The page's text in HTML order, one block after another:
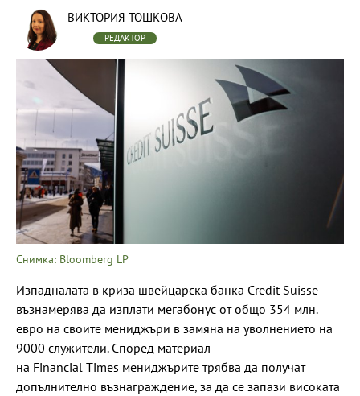
ВИКТОРИЯ ТОШКОВА
РЕДАКТОР
Снимка: Bloomberg LP
Изпадналата в криза швейцарска банка Credit Suisse
възнамерява да изплати мегабонус от общо 354 млн.
евро на своите мениджъри в замяна на уволнението на
9000 служители. Според материал
на Financial Times мениджърите трябва да получат
допълнително възнаграждение, за да се запази високата